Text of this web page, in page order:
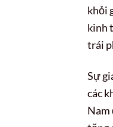
khỏi
kinh
trái
Sự
các
Nam